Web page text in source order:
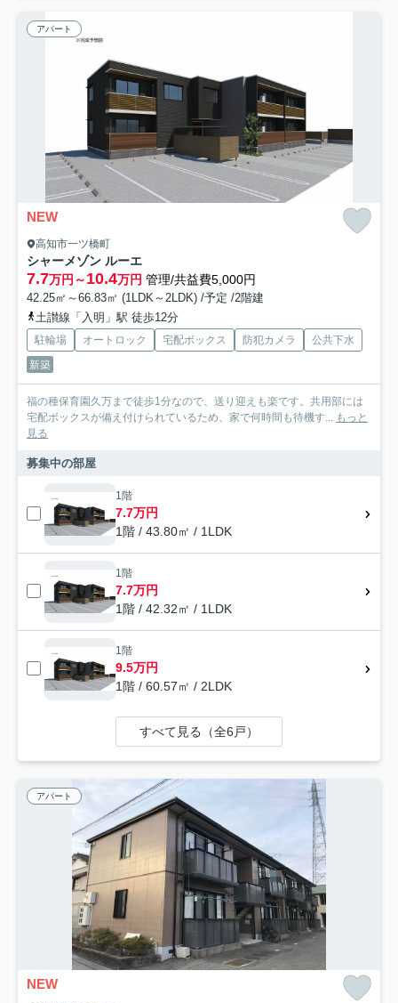
アパート
NEW
高知市一ツ橋町
シャーメゾン ルーエ
7.7万円～10.4万円 管理/共益費5,000円
42.25㎡～66.83㎡ (1LDK～2LDK) /予定 /2階建
土讃線「入明」駅 徒歩12分
駐輪場 オートロック 宅配ボックス 防犯カメラ
公共下水
新築
福の種保育園久万まで徒歩1分なので、送り迎えも楽です。共用部には
宅配ボックスが備え付けられているため、家で何時間も待機す...
もっと
見る
募集中の部屋
1階
7.7万円
1階 / 43.80㎡ / 1LDK
1階
7.7万円
1階 / 42.32㎡ / 1LDK
1階
9.5万円
1階 / 60.57㎡ / 2LDK
すべて見る（全6戸）
アパート
NEW